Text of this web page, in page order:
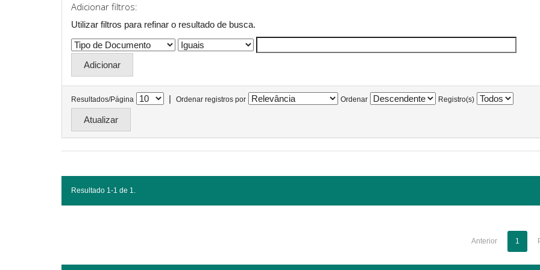
Adicionar filtros:
Utilizar filtros para refinar o resultado de busca.
Resultados/Página | Ordenar registros por Ordenar Registro(s)
Resultado 1-1 de 1.
Anterior 1